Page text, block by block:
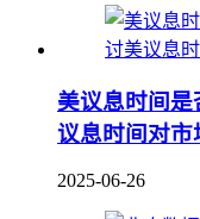
美议息时间
议息时间对市
2025-06-26